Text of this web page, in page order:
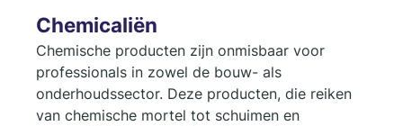
Chemicaliën
Chemische producten zijn onmisbaar voor
professionals in zowel de bouw- als
onderhoudssector. Deze producten, die reiken
van chemische mortel tot schuimen en